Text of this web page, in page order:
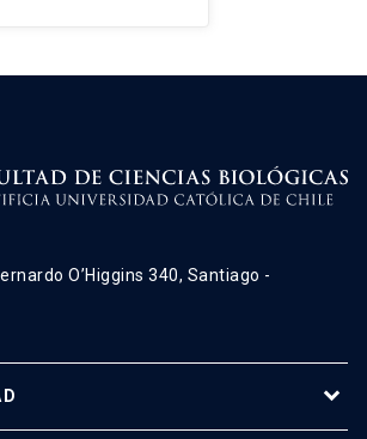
O’Higgins 340, Santiago -